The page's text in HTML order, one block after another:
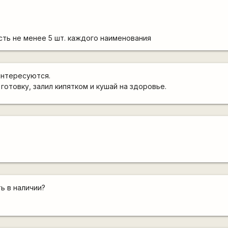
не менее 5 шт. каждого наименования
залил кипятком и кушай на здоровье.
в наличии?